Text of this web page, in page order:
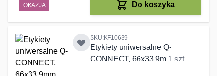
OKAZJA Do koszyka
SKU:KF10639
Etykiety uniwersalne Q-
CONNECT, 66x33,9m 1 szt.